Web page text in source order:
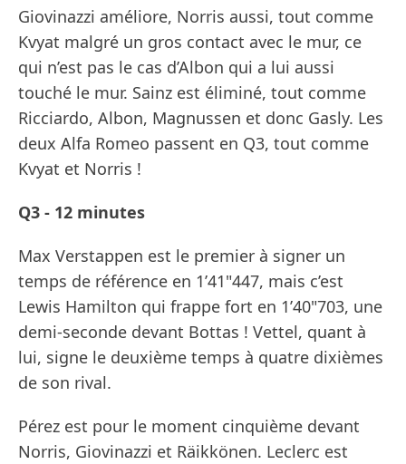
Giovinazzi améliore, Norris aussi, tout comme
Kvyat malgré un gros contact avec le mur, ce
qui n’est pas le cas d’Albon qui a lui aussi
touché le mur. Sainz est éliminé, tout comme
Ricciardo, Albon, Magnussen et donc Gasly. Les
deux Alfa Romeo passent en Q3, tout comme
Kvyat et Norris !
Q3 - 12 minutes
Max Verstappen est le premier à signer un
temps de référence en 1’41"447, mais c’est
Lewis Hamilton qui frappe fort en 1’40"703, une
demi-seconde devant Bottas ! Vettel, quant à
lui, signe le deuxième temps à quatre dixièmes
de son rival.
Pérez est pour le moment cinquième devant
Norris, Giovinazzi et Räikkönen. Leclerc est